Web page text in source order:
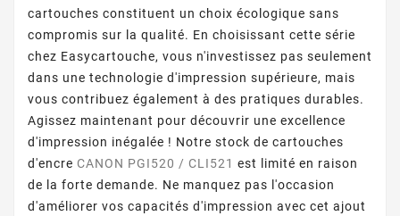
cartouches constituent un choix écologique sans
compromis sur la qualité. En choisissant cette série
chez Easycartouche, vous n'investissez pas seulement
dans une technologie d'impression supérieure, mais
vous contribuez également à des pratiques durables.
Agissez maintenant pour découvrir une excellence
d'impression inégalée ! Notre stock de cartouches
d'encre CANON PGI520 / CLI521 est limité en raison
de la forte demande. Ne manquez pas l'occasion
d'améliorer vos capacités d'impression avec cet ajout